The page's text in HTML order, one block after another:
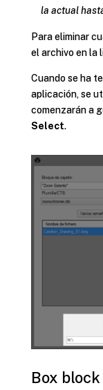
la actual
Para eliminar
el archivo en la
Cuando se ha
aplicación, se
comenzarán a
Select.
Box block